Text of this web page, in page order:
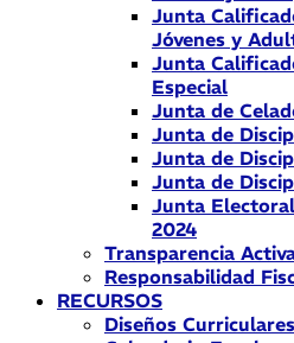
Junta
Jóvenes y
Junta
Especial
Junta de
Junta de
Junta de
Junta de
Junta
2024
Transparencia
Responsabilidad
RECURSOS
Diseños Curriculares